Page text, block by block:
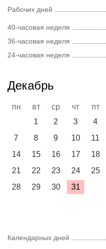
Рабочих дней
40-часовая неделя
36-часовая неделя
24-часовая неделя
Декабрь
пн вт ср чт пт
1
2 3 4
7
8 9 10 11
14
15 16 17 18
21
22 23 24 25
28
29 30 31
Календарных дней